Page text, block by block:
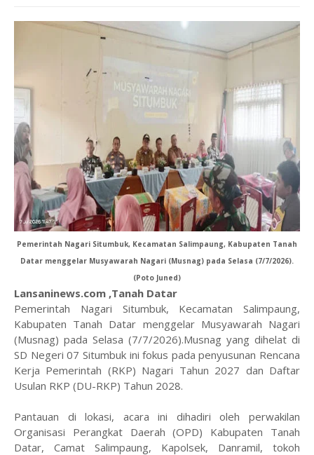
Pemerintah Nagari Situmbuk, Kecamatan Salimpaung, Kabupaten Tanah
Datar menggelar Musyawarah Nagari (Musnag) pada Selasa (7/7/2026).
(Poto Juned)
Lansaninews.com ,Tanah Datar
Pemerintah Nagari Situmbuk, Kecamatan Salimpaung,
Kabupaten Tanah Datar menggelar Musyawarah Nagari
(Musnag) pada Selasa (7/7/2026).Musnag yang dihelat di
SD Negeri 07 Situmbuk ini fokus pada penyusunan Rencana
Kerja Pemerintah (RKP) Nagari Tahun 2027 dan Daftar
Usulan RKP (DU-RKP) Tahun 2028.
​Pantauan di lokasi, acara ini dihadiri oleh perwakilan
Organisasi Perangkat Daerah (OPD) Kabupaten Tanah
Datar, Camat Salimpaung, Kapolsek, Danramil, tokoh